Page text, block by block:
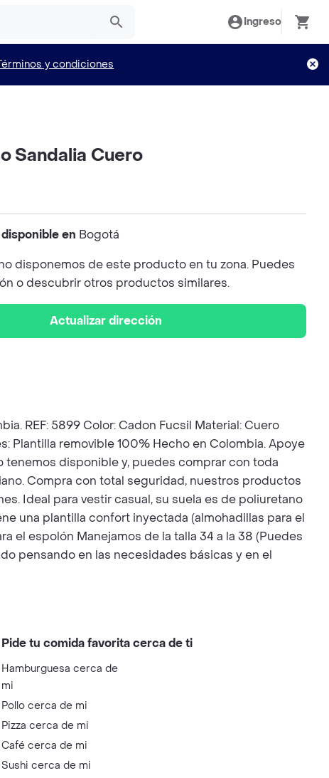
Ingreso
y condiciones
Sandalia Cuero
en Bogotá
disponemos de este producto en tu zona. Puedes
o descubrir otros productos similares.
Actualizar dirección
REF: 5899 Color: Cadon Fucsil Material: Cuero
Plantilla removible 100% Hecho en Colombia. Apoye
tenemos disponible y, puedes comprar con toda
Compra con total seguridad, nuestros productos
Ideal para vestir casual, su suela es de poliuretano
una plantilla confort inyectada (almohadillas para el
el espolón Manejamos de la talla 34 a la 38 (Puedes
pensando en las necesidades básicas y en el
Pide tu comida favorita cerca de ti
Hamburguesa cerca de
mi
Pollo cerca de mi
Pizza cerca de mi
Café cerca de mi
Sushi cerca de mi